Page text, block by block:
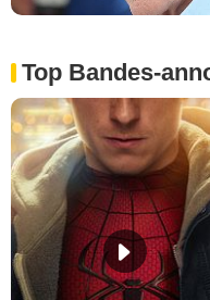
Top Bandes-